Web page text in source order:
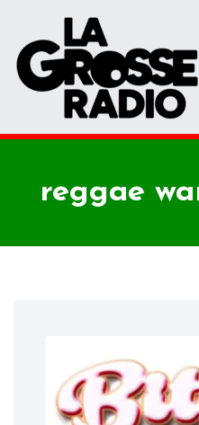
reggae